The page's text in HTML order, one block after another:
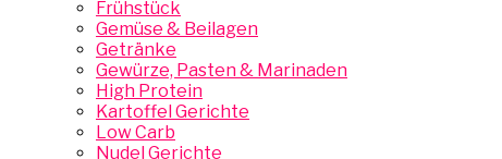
Frühstück
Gemüse & Beilagen
Getränke
Gewürze, Pasten & Marinaden
High Protein
Kartoffel Gerichte
Low Carb
Nudel Gerichte